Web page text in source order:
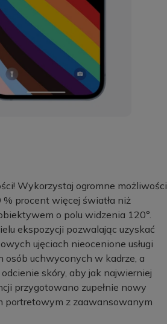
Wykorzystaj ogromne możliwości
procent więcej światła niż
o polu widzenia 120°.
ekspozycji pozwalając uzyskać
ujęciach nieocenione usługi
osób uchwyconych w kadrze, a
skóry, aby jak najwierniej
przygotowano zupełnie nowy
portretowym z zaawansowanym